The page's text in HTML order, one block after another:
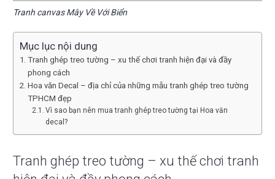
Tranh canvas Mây Về Với Biển
Mục lục nội dung
Tranh ghép treo tường – xu thế chơi tranh hiện đại và đầy
phong cách
Hoa văn Decal – địa chỉ của những mẫu tranh ghép treo tường
TPHCM đẹp
Vì sao bạn nên mua tranh ghép treo tường tại Hoa văn
decal?
Tranh ghép treo tường – xu thế chơi tranh